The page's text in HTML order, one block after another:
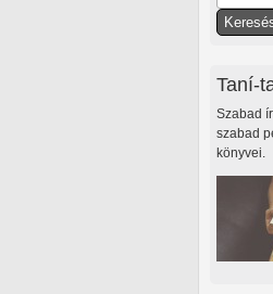
Taní-
Szabad
szabad
könyvei.